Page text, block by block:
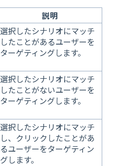
説明
選択したシナリオにマッチ
したことがあるユーザーを
ターゲティングします。
選択したシナリオにマッチ
したことがないユーザーを
ターゲティングします。
選択したシナリオにマッチ
し、クリックしたことがあ
るユーザーをターゲティン
グします。